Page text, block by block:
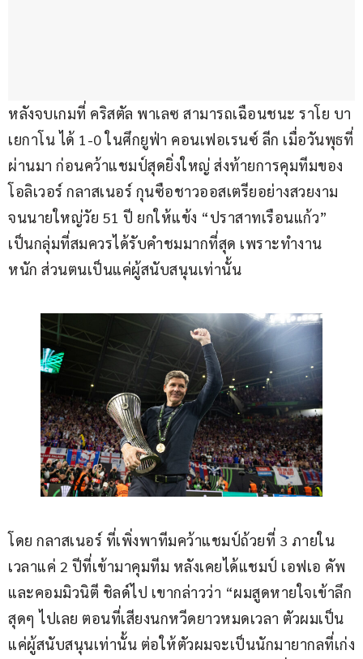
หลังจบเกมที่ คริสตัล พาเลซ สามารถเฉือนชนะ ราโย บา
เยกาโน ได้ 1-0 ในศึกยูฟ่า คอนเฟอเรนซ์ ลีก เมื่อวันพุธที่
ผ่านมา ก่อนคว้าแชมป์สุดยิ่งใหญ่ ส่งท้ายการคุมทีมของ
โอลิเวอร์ กลาสเนอร์ กุนซือชาวออสเตรียอย่างสวยงาม
จนนายใหญ่วัย 51 ปี ยกให้แข้ง “ปราสาทเรือนแก้ว”
เป็นกลุ่มที่สมควรได้รับคำชมมากที่สุด เพราะทำงาน
หนัก ส่วนตนเป็นแค่ผู้สนับสนุนเท่านั้น
โดย กลาสเนอร์ ที่เพิ่งพาทีมคว้าแชมป์ถ้วยที่ 3 ภายใน
เวลาแค่ 2 ปีที่เข้ามาคุมทีม หลังเคยได้แชมป์ เอฟเอ คัพ
และคอมมิวนิตี ชิลด์ไป เขากล่าวว่า “ผมสูดหายใจเข้าลึก
สุดๆ ไปเลย ตอนที่เสียงนกหวีดยาวหมดเวลา ตัวผมเป็น
แค่ผู้สนับสนุนเท่านั้น ต่อให้ตัวผมจะเป็นนักมายากลที่เก่ง